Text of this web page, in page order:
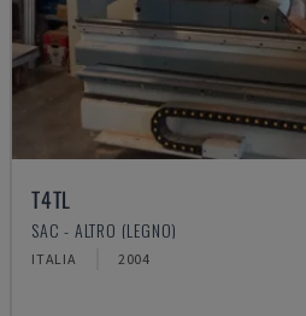
T4TL
SAC - ALTRO (LEGNO)
ITALIA 2004